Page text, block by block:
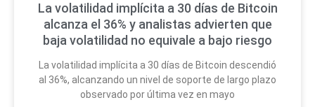
La volatilidad implícita a 30 días de Bitcoin
alcanza el 36% y analistas advierten que
baja volatilidad no equivale a bajo riesgo
La volatilidad implícita a 30 días de Bitcoin descendió
al 36%, alcanzando un nivel de soporte de largo plazo
observado por última vez en mayo